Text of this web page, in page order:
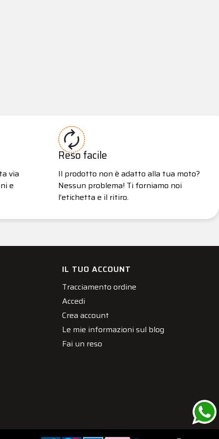
via
e
Reso facile
Il prodotto non è adatto alla tua moto?
Nessun problema! Ti forniamo noi
l’etichetta e il ritiro.
IL TUO ACCOUNT
Tracciamento ordine
Accedi
Crea account
Le mie informazioni sul blog
Fai un reso